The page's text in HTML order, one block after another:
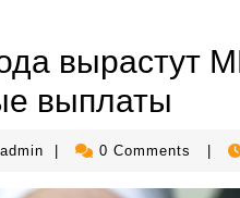
вырастут
выплаты
admin admin 0 Comments